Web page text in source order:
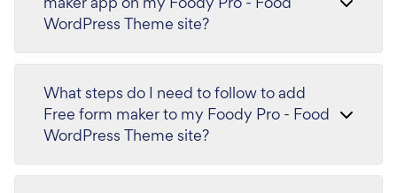
WordPress Theme site?
What steps do I need to follow to add
Free form maker to my Foody Pro - Food
WordPress Theme site?